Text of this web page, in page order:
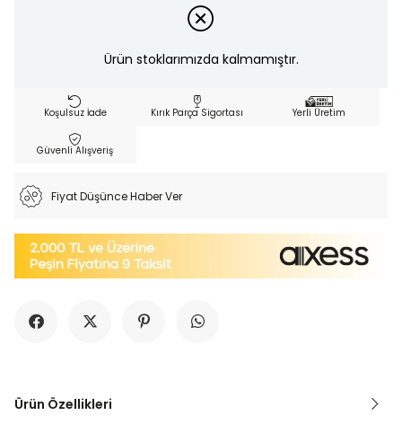
Ürün stoklarımızda kalmamıştır.
Koşulsuz İade Kırık Parça Sigortası Yerli Üretim
Güvenli Alışveriş
Fiyat Düşünce Haber Ver
Ürün Özellikleri